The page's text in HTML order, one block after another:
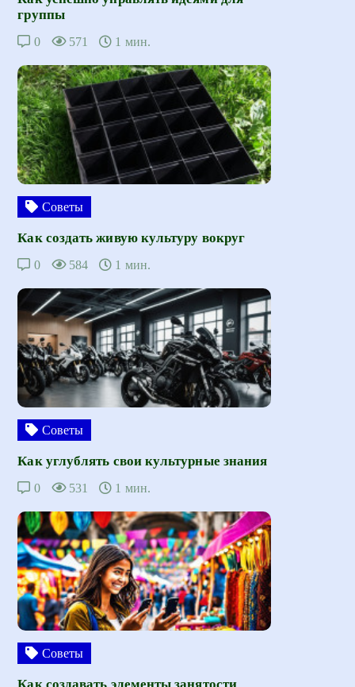
группы
0 571 1 мин.
Советы
Как создать живую культуру вокруг
0 584 1 мин.
Советы
Как углублять свои культурные знания
0 531 1 мин.
Советы
Как создавать элементы занятости